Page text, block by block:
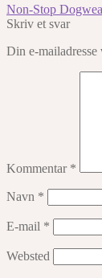
Forrige
indlæg:
Non-Stop
Skriv et svar
Din e-
Kommentar *
Navn *
E-mail *
Websted